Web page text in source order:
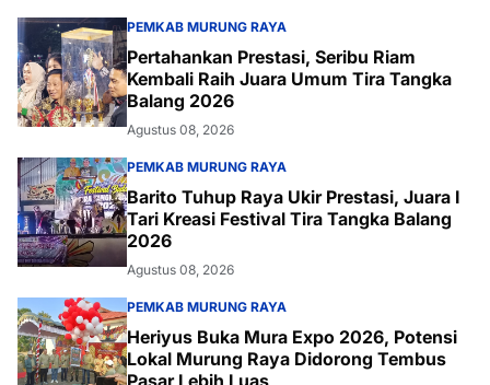
PEMKAB MURUNG RAYA
Pertahankan Prestasi, Seribu Riam
Kembali Raih Juara Umum Tira Tangka
Balang 2026
Agustus 08, 2026
PEMKAB MURUNG RAYA
Barito Tuhup Raya Ukir Prestasi, Juara I
Tari Kreasi Festival Tira Tangka Balang
2026
Agustus 08, 2026
PEMKAB MURUNG RAYA
Heriyus Buka Mura Expo 2026, Potensi
Lokal Murung Raya Didorong Tembus